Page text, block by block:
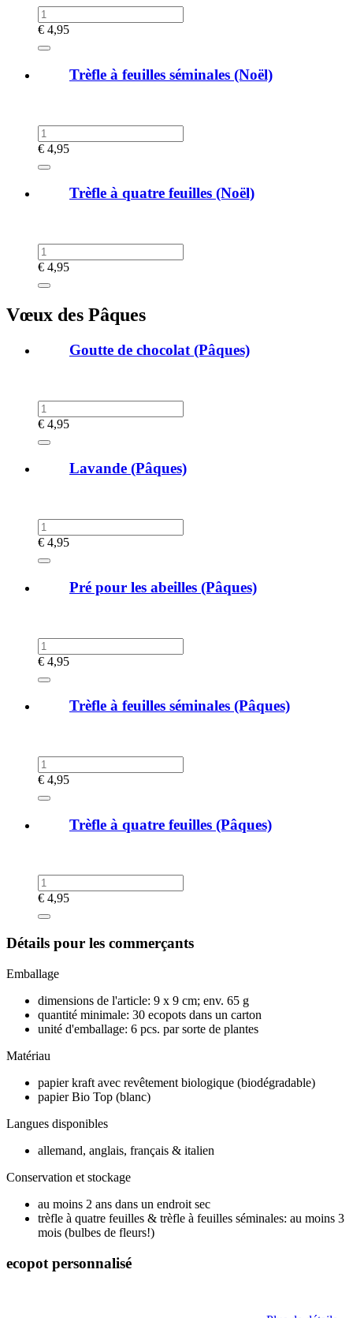
€ 4,95
Trèfle à feuilles séminales (Noël)
€ 4,95
Trèfle à quatre feuilles (Noël)
€ 4,95
Vœux des Pâques
Goutte de chocolat (Pâques)
€ 4,95
Lavande (Pâques)
€ 4,95
Pré pour les abeilles (Pâques)
€ 4,95
Trèfle à feuilles séminales (Pâques)
€ 4,95
Trèfle à quatre feuilles (Pâques)
€ 4,95
Détails pour les commerçants
Emballage
dimensions de l'article: 9 x 9 cm; env. 65 g
quantité minimale: 30 ecopots dans un carton
unité d'emballage: 6 pcs. par sorte de plantes
Matériau
papier kraft avec revêtement biologique (biodégradable)
papier Bio Top (blanc)
Langues disponibles
allemand, anglais, français & italien
Conservation et stockage
au moins 2 ans dans un endroit sec
trèfle à quatre feuilles & trèfle à feuilles séminales: au moins 3
mois (bulbes de fleurs!)
ecopot personnalisé